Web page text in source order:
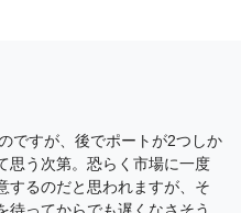
ですが、後でポートが2つしか
思う次第。恐らく市場に一度
するのだと思われますが、そ